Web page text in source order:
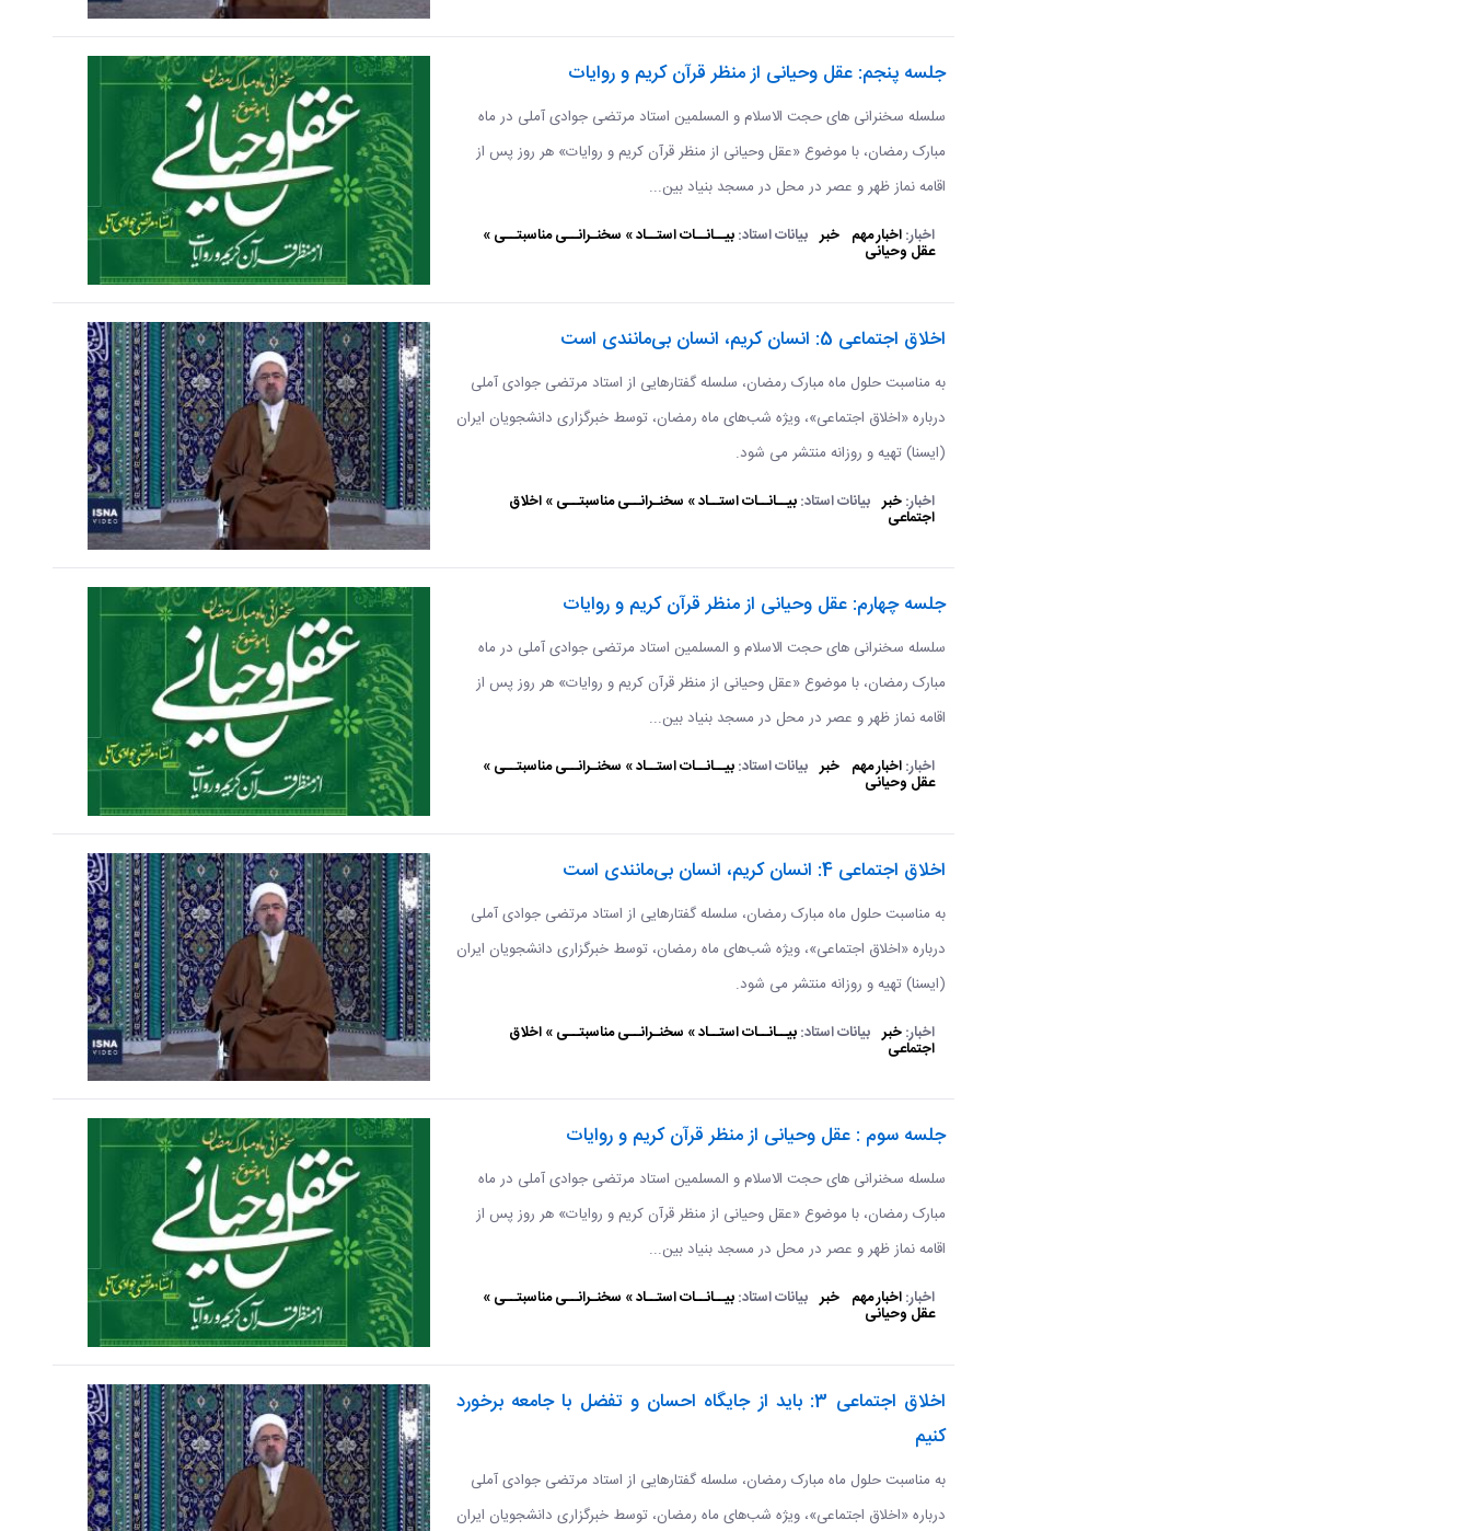
جلسه پنجم: عقل وحیانی از منظر قرآن کریم و روایات
سلسله سخنرانی های حجت الاسلام و المسلمین استاد مرتضی جوادی آملی در ماه
مبارک رمضان، با موضوع «عقل وحیانی از منظر قرآن کریم و روایات» هر روز پس از
اقامه نماز ظهر و عصر در محل در مسجد بنیاد بین...
اخبار:اخبار مهم خبر بیانات استاد:بیــانــات استــاد » سخنـرانــی مناسبتــی »
عقل وحیانی
اخلاق اجتماعی 5: انسان کریم، انسان بی‌مانندی است
به مناسبت حلول ماه مبارک رمضان، سلسله گفتارهایی از استاد مرتضی جوادی آملی
درباره «اخلاق اجتماعی»، ویژه شب‌های ماه رمضان، توسط خبرگزاری دانشجویان ایران
(ایسنا) تهیه و روزانه منتشر می شود.
اخبار:خبر بیانات استاد:بیــانــات استــاد » سخنـرانــی مناسبتــی » اخلاق
اجتماعی
جلسه چهارم: عقل وحیانی از منظر قرآن کریم و روایات
سلسله سخنرانی های حجت الاسلام و المسلمین استاد مرتضی جوادی آملی در ماه
مبارک رمضان، با موضوع «عقل وحیانی از منظر قرآن کریم و روایات» هر روز پس از
اقامه نماز ظهر و عصر در محل در مسجد بنیاد بین...
اخبار:اخبار مهم خبر بیانات استاد:بیــانــات استــاد » سخنـرانــی مناسبتــی »
عقل وحیانی
اخلاق اجتماعی 4: انسان کریم، انسان بی‌مانندی است
به مناسبت حلول ماه مبارک رمضان، سلسله گفتارهایی از استاد مرتضی جوادی آملی
درباره «اخلاق اجتماعی»، ویژه شب‌های ماه رمضان، توسط خبرگزاری دانشجویان ایران
(ایسنا) تهیه و روزانه منتشر می شود.
اخبار:خبر بیانات استاد:بیــانــات استــاد » سخنـرانــی مناسبتــی » اخلاق
اجتماعی
جلسه سوم : عقل وحیانی از منظر قرآن کریم و روایات
سلسله سخنرانی های حجت الاسلام و المسلمین استاد مرتضی جوادی آملی در ماه
مبارک رمضان، با موضوع «عقل وحیانی از منظر قرآن کریم و روایات» هر روز پس از
اقامه نماز ظهر و عصر در محل در مسجد بنیاد بین...
اخبار:اخبار مهم خبر بیانات استاد:بیــانــات استــاد » سخنـرانــی مناسبتــی »
عقل وحیانی
اخلاق اجتماعی 3: باید از جایگاه احسان و تفضل با جامعه برخورد
کنیم
به مناسبت حلول ماه مبارک رمضان، سلسله گفتارهایی از استاد مرتضی جوادی آملی
درباره «اخلاق اجتماعی»، ویژه شب‌های ماه رمضان، توسط خبرگزاری دانشجویان ایران